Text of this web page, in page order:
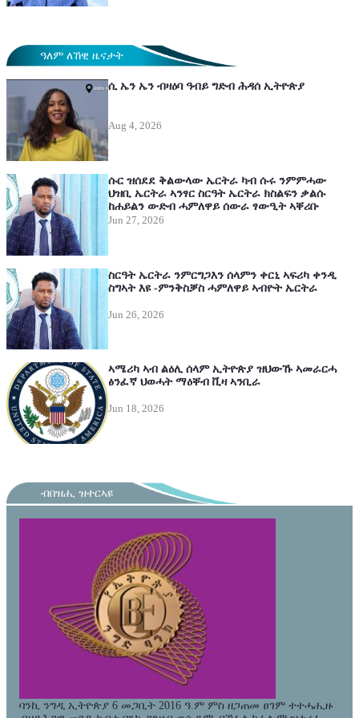
ዓለም ለኸዊ ዜናታት
ሲ ኤን ኤን ብዛዕባ ዓብይ ግድብ ሕዳሰ ኢትዮጵያ
Aug 4, 2026
ሱር ዝሰደደ ቅልውላው ኤርትራ ካብ ሱሩ ንምምሓው
ህዝቢ ኤርትራ ኣንፃር ስርዓት ኤርትራ ክስልፍን ቃልሱ
ከሐይልን ውድብ ሓምለዋይ ሰውራ ፃውዒት ኣቐሪቡ
Jun 27, 2026
ስርዓት ኤርትራ ንምርግጋእን ሰላምን ቀርኒ ኣፍሪካ ቀንዲ
ስግኣት እዩ -ምንቅስቓስ ሓምለዋይ ኣብዮት ኤርትራ
Jun 26, 2026
ኣሜሪካ ኣብ ልዕሊ ሰላም ኢትዮጵያ ዝህውኹ ኣመራርሓ
ፅንፈኛ ህወሓት ማዕቐብ ቪዛ ኣንቢራ
Jun 18, 2026
ብበዝሒ ዝተርኣዩ
ባንኪ ንግዲ ኢትዮጵያ 6 መጋቢት 2016 ዓ.ም ምስ ዘጋጠመ ፀገም ተተሓሒዙ